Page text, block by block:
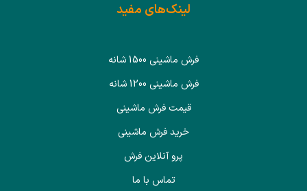
لینک‌های مفید
فرش ماشینی 1500 شانه
فرش ماشینی 1200 شانه
قیمت فرش ماشینی
خرید فرش ماشینی
پرو آنلاین فرش
تماس با ما